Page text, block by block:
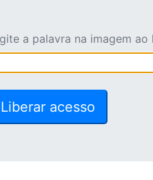
a palavra na imagem